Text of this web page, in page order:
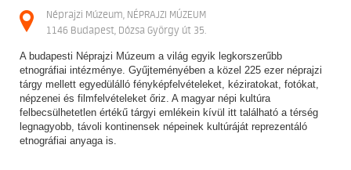
Néprajzi Múzeum, NÉPRAJZI MÚZEUM
1146 Budapest, Dózsa György út 35.
A budapesti Néprajzi Múzeum a világ egyik legkorszerűbb
etnográfiai intézménye. Gyűjteményében a közel 225 ezer néprajzi
tárgy mellett egyedülálló fényképfelvételeket, kéziratokat, fotókat,
népzenei és filmfelvételeket őriz. A magyar népi kultúra
felbecsülhetetlen értékű tárgyi emlékein kívül itt található a térség
legnagyobb, távoli kontinensek népeinek kultúráját reprezentáló
etnográfiai anyaga is.